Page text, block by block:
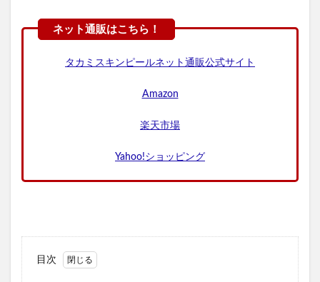
タカミスキンピールネット通販公式サイト
Amazon
楽天市場
Yahoo!ショッピング
目次